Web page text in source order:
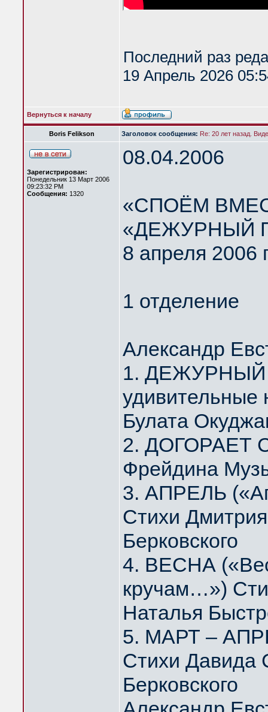
Последний раз
19 Апрель 2026
Вернуться к началу
Boris Felikson Заголовок сообщения: Re: 20 лет назад.
Зарегистрирован:
Понедельник 13 Март 2006
09:23:32 PM
Сообщения: 1320
08.04.2006
«СПОЁМ
«ДЕЖУРНЫЙ
8 апреля 2006
1 отделение
Александр
1. ДЕЖУРНЫЙ
Булата
2. ДОГОРАЕТ
Фрейдина
3. АПРЕЛЬ
Стихи
Берковского
4. ВЕСНА
кручам…»)
Наталья
5. МАРТ –
Стихи Давида
Берковского